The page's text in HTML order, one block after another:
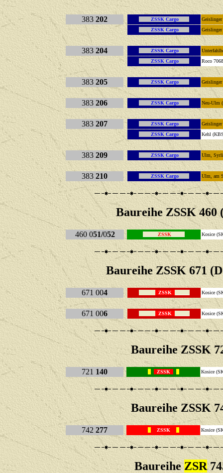
383 202 ZSSK Cargo
ZSSK Cargo
383 204 ZSSK Cargo
ZSSK Cargo
Roco
383 205 ZSSK Cargo
383 206 ZSSK Cargo Neu-Ulm
383 207 ZSSK Cargo
ZSSK Cargo
Kehl
383 209 ZSSK Cargo Ulm,
383 210 ZSSK Cargo Ulm, am
Baureihe ZSSK 460
460 051/052 ZSSK Kosice
Baureihe ZSSK 671
671 004 ZSSK Kosice
671 006 ZSSK Kosice
Baureihe ZSSK
721 140 ZSSK Kosice
Baureihe ZSSK
742 277 ZSSK Kosice
Baureihe ZSR